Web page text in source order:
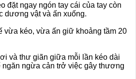
đặt ngay ngón tay cái của tay còn
dương vật và ấn xuống.
vừa kéo, vừa ấn giữ khoảng tầm 20
và thư giãn giữa mỗi lần kéo dài
ngăn ngừa cản trở việc gây thương